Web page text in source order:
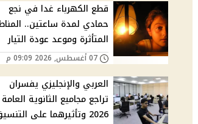
قطع الكهرباء غدا في نجع
حمادي لمدة ساعتين..
المتأثرة وموعد عودة التيار
07 أغسطس, 2026 09:09 م
العربي والإنجليزي يفسران
تراجع مجاميع الثانوية العامة
2026 وتأثيرهما على التنسيق